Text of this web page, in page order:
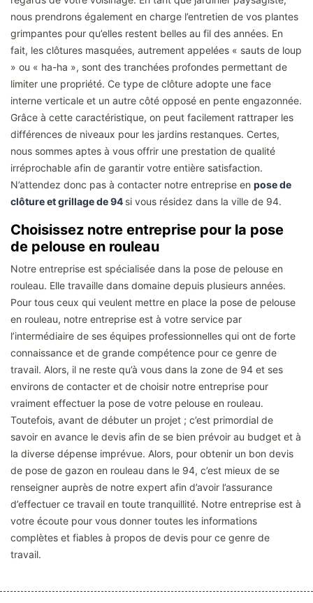
nous prendrons également en charge l’entretien de vos plantes
grimpantes pour qu’elles restent belles au fil des années. En
fait, les clôtures masquées, autrement appelées « sauts de loup
» ou « ha-ha », sont des tranchées profondes permettant de
limiter une propriété. Ce type de clôture adopte une face
interne verticale et un autre côté opposé en pente engazonnée.
Grâce à cette caractéristique, on peut facilement rattraper les
différences de niveaux pour les jardins restanques. Certes,
nous sommes aptes à vous offrir une prestation de qualité
irréprochable afin de garantir votre entière satisfaction.
N’attendez donc pas à contacter notre entreprise en pose de
clôture et grillage de 94 si vous résidez dans la ville de 94.
Choisissez notre entreprise pour la pose
de pelouse en rouleau
Notre entreprise est spécialisée dans la pose de pelouse en
rouleau. Elle travaille dans domaine depuis plusieurs années.
Pour tous ceux qui veulent mettre en place la pose de pelouse
en rouleau, notre entreprise est à votre service par
l’intermédiaire de ses équipes professionnelles qui ont de forte
connaissance et de grande compétence pour ce genre de
travail. Alors, il ne reste qu’à vous dans la zone de 94 et ses
environs de contacter et de choisir notre entreprise pour
vraiment effectuer la pose de votre pelouse en rouleau.
Toutefois, avant de débuter un projet ; c’est primordial de
savoir en avance le devis afin de se bien prévoir au budget et à
la diverse dépense imprévue. Alors, pour obtenir un bon devis
de pose de gazon en rouleau dans le 94, c’est mieux de se
renseigner auprès de notre expert afin d’avoir l’assurance
d’effectuer ce travail en toute tranquillité. Notre entreprise est à
votre écoute pour vous donner toutes les informations
complètes et fiables à propos de devis pour ce genre de
travail.